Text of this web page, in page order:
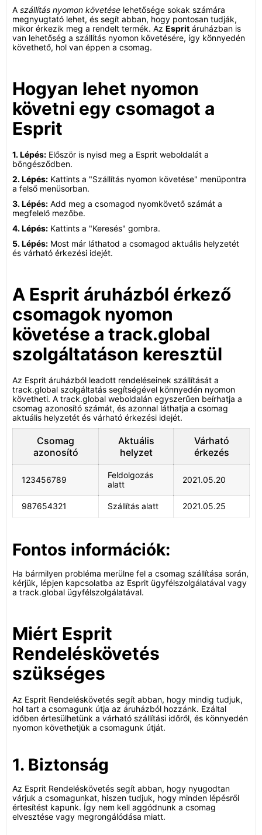
A szállítás nyomon követése lehetősége sokak számára
megnyugtató lehet, és segít abban, hogy pontosan tudják,
mikor érkezik meg a rendelt termék. Az Esprit áruházban is
van lehetőség a szállítás nyomon követésére, így könnyedén
követhető, hol van éppen a csomag.
Hogyan lehet nyomon
követni egy csomagot a
Esprit
1. Lépés: Először is nyisd meg a Esprit weboldalát a
böngésződben.
2. Lépés: Kattints a "Szállítás nyomon követése" menüpontra
a felső menüsorban.
3. Lépés: Add meg a csomagod nyomkövető számát a
megfelelő mezőbe.
4. Lépés: Kattints a "Keresés" gombra.
5. Lépés: Most már láthatod a csomagod aktuális helyzetét
és várható érkezési idejét.
A Esprit áruházból érkező
csomagok nyomon
követése a track.global
szolgáltatáson keresztül
Az Esprit áruházból leadott rendeléseinek szállítását a
track.global szolgáltatás segítségével könnyedén nyomon
követheti. A track.global weboldalán egyszerűen beírhatja a
csomag azonosító számát, és azonnal láthatja a csomag
aktuális helyzetét és várható érkezési idejét.
Csomag
azonosító
Aktuális
helyzet
Várható
érkezés
123456789
Feldolgozás
alatt
2021.05.20
987654321 Szállítás alatt 2021.05.25
Fontos információk:
Ha bármilyen probléma merülne fel a csomag szállítása során,
kérjük, lépjen kapcsolatba az Esprit ügyfélszolgálatával vagy
a track.global ügyfélszolgálatával.
Miért Esprit
Rendeléskövetés
szükséges
Az Esprit Rendeléskövetés segít abban, hogy mindig tudjuk,
hol tart a csomagunk útja az áruházból hozzánk. Ezáltal
időben értesülhetünk a várható szállítási időről, és könnyedén
nyomon követhetjük a csomagunk útját.
1. Biztonság
Az Esprit Rendeléskövetés segít abban, hogy nyugodtan
várjuk a csomagunkat, hiszen tudjuk, hogy minden lépésről
értesítést kapunk. Így nem kell aggódnunk a csomag
elvesztése vagy megrongálódása miatt.